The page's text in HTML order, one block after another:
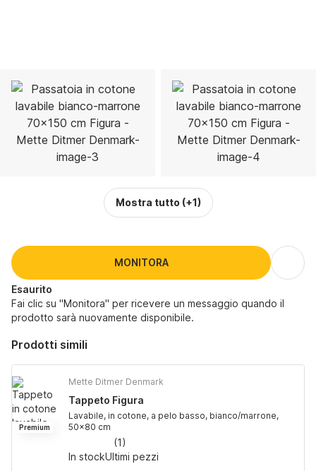
Mostra tutto (+1)
MONITORA
Esaurito
Fai clic su "Monitora" per ricevere un messaggio quando il
prodotto sarà nuovamente disponibile.
Prodotti simili
Premium
Mette Ditmer Denmark
Tappeto Figura
Lavabile, in cotone, a pelo basso, bianco/marrone,
50x80 cm
(1)
In stockUltimi pezzi